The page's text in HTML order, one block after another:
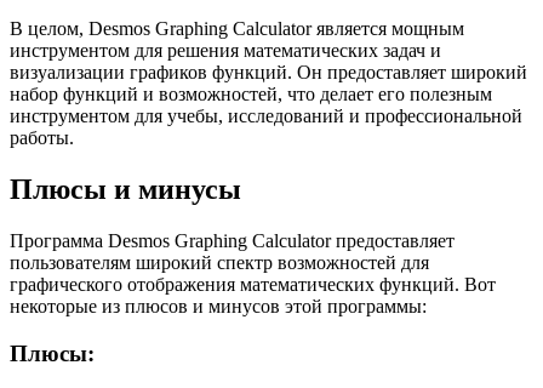
В целом, Desmos Graphing Calculator является мощным
инструментом для решения математических задач и
визуализации графиков функций. Он предоставляет широкий
набор функций и возможностей, что делает его полезным
инструментом для учебы, исследований и профессиональной
работы.
Плюсы и минусы
Программа Desmos Graphing Calculator предоставляет
пользователям широкий спектр возможностей для
графического отображения математических функций. Вот
некоторые из плюсов и минусов этой программы:
Плюсы: